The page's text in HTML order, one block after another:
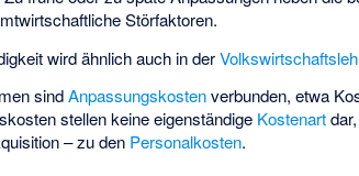
Störfaktoren.
wird ähnlich auch in der
sindAnpassungskostenverbunden, etwa
stellen keine eigenständige Kostenart
– zu den Personalkosten.